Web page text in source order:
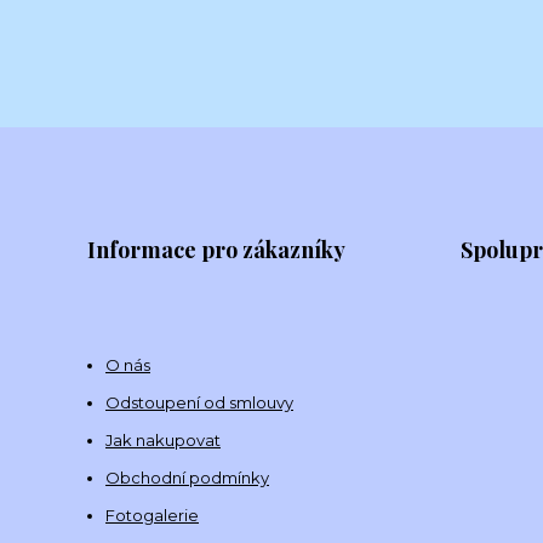
Informace pro zákazníky
O nás
Odstoupení od smlouvy
Jak nakupovat
Obchodní podmínky
Fotogalerie